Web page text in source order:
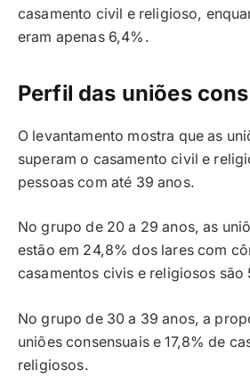
casamento civil e religioso,
eram apenas 6,4%.
Perfil das uniões
O levantamento mostra que as
superam o casamento civil e
pessoas com até 39 anos.
No grupo de 20 a 29 anos, as
estão em 24,8% dos lares com
casamentos civis e religiosos são
No grupo de 30 a 39 anos, a
uniões consensuais e 17,8% de
religiosos.